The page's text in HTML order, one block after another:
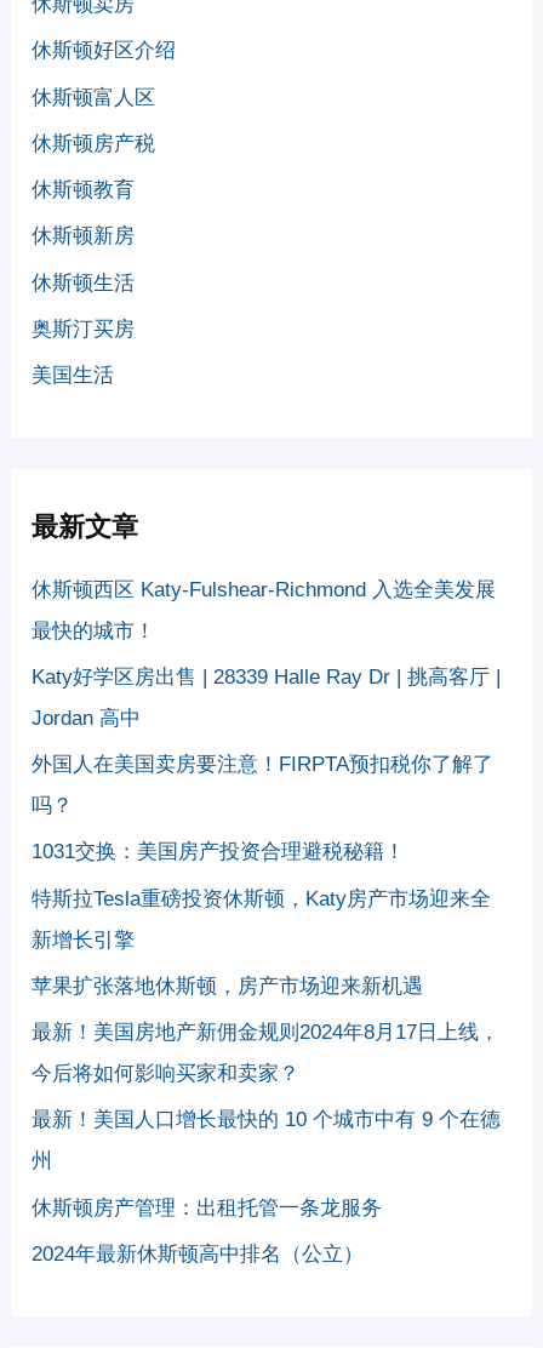
休斯顿好区介绍
休斯顿富人区
休斯顿房产税
休斯顿教育
休斯顿新房
休斯顿生活
奥斯汀买房
美国生活
最新文章
休斯顿西区 Katy-Fulshear-Richmond 入选全美发展
最快的城市！
Katy好学区房出售 | 28339 Halle Ray Dr | 挑高客厅 |
Jordan 高中
外国人在美国卖房要注意！FIRPTA预扣税你了解了
吗？
1031交换：美国房产投资合理避税秘籍！
特斯拉Tesla重磅投资休斯顿，Katy房产市场迎来全
新增长引擎
苹果扩张落地休斯顿，房产市场迎来新机遇
最新！美国房地产新佣金规则2024年8月17日上线，
今后将如何影响买家和卖家？
最新！美国人口增长最快的 10 个城市中有 9 个在德
州
休斯顿房产管理：出租托管一条龙服务
2024年最新休斯顿高中排名（公立）